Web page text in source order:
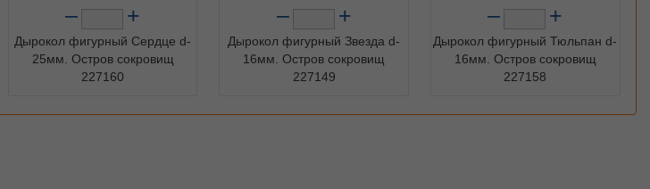
– +
Дырокол фигурный Сердце d-
25мм. Остров сокровищ
227160
– +
Дырокол фигурный Звезда d-
16мм. Остров сокровищ
227149
– +
Дырокол фигурный Тюльпан d-
16мм. Остров сокровищ
227158